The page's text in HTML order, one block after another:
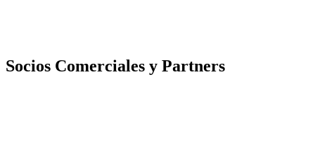
Socios Comerciales y Partners